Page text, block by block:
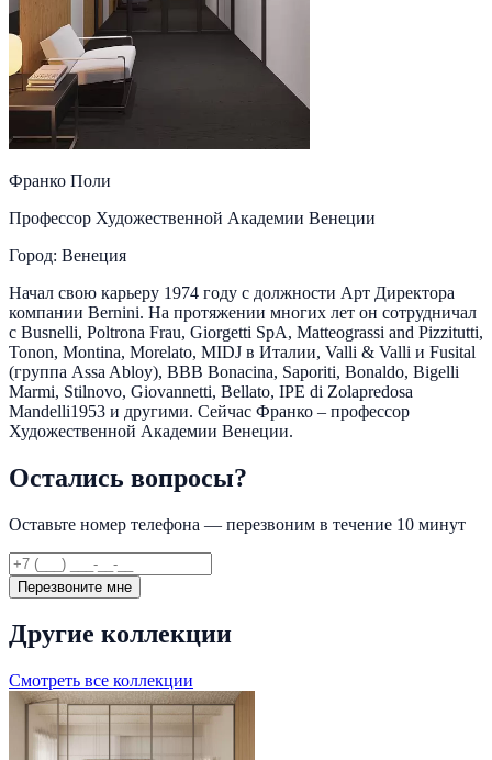
Франко Поли
Профессор Художественной Академии Венеции
Город: Венеция
Начал свою карьеру 1974 году с должности Арт Директора
компании Bernini. На протяжении многих лет он сотрудничал
с Busnelli, Poltrona Frau, Giorgetti SpA, Matteograssi and Pizzitutti,
Tonon, Montina, Morelato, MIDJ в Италии, Valli & Valli и Fusital
(группа Assa Abloy), BBB Bonacina, Saporiti, Bonaldo, Bigelli
Marmi, Stilnovo, Giovannetti, Bellato, IPE di Zolapredosa
Mandelli1953 и другими. Сейчас Франко – профессор
Художественной Академии Венеции.
Остались вопросы?
Оставьте номер телефона — перезвоним в течение 10 минут
Перезвоните мне
Другие коллекции
Смотреть все коллекции